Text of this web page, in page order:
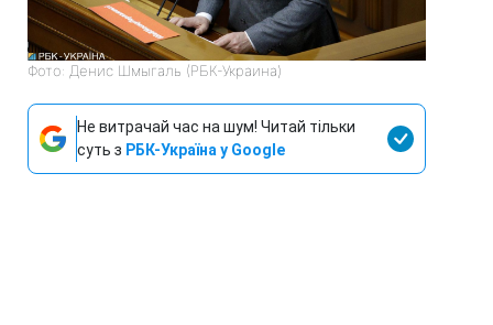
Фото: Денис Шмыгаль (РБК-Украина)
Не витрачай час на шум! Читай тільки
суть з РБК-Україна у Google